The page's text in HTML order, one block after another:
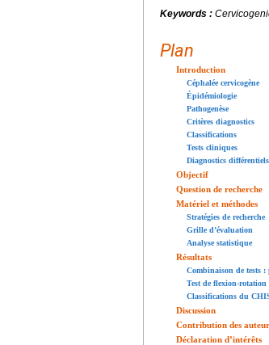
Keywords :
Plan
Introduction
Céphalée cervicogène
Épidémiologie
Pathogenèse
Critères diagnostics
Classifications
Tests cliniques
Diagnostics différentiels
Objectif
Question de recherche
Matériel et méthodes
Stratégies de recherche
Grille d’évaluation
Analyse statistique
Résultats
Combinaison de tests
Test de flexion-rotation
Classifications du
Discussion
Contribution des
Déclaration d’intérêts